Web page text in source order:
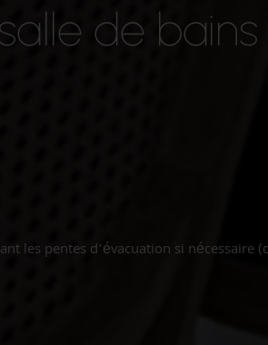
de bains
les pentes d’évacuation si nécessaire